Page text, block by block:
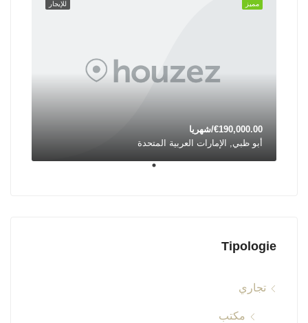
للإيجار مميز
€190,000.00/شهريا
أبو ظبي, الإمارات العربية المتحدة
Tipologie
تجاري
مكتب